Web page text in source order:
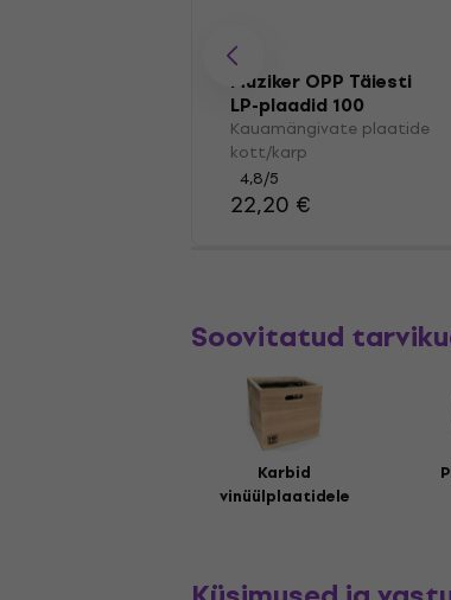
Muziker OPP Täiesti
LP-plaadid 100
Kauamängivate plaatide
kott/karp
4,8/5
22,20 €
Soovitatud
Karbid
vinüülplaatidele